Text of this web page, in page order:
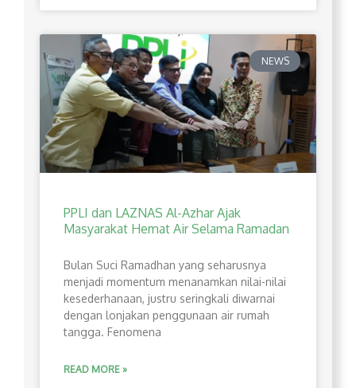
NEWS
PPLI dan LAZNAS Al-Azhar Ajak
Masyarakat Hemat Air Selama Ramadan
Bulan Suci Ramadhan yang seharusnya
menjadi momentum menanamkan nilai-nilai
kesederhanaan, justru seringkali diwarnai
dengan lonjakan penggunaan air rumah
tangga. Fenomena
READ MORE »